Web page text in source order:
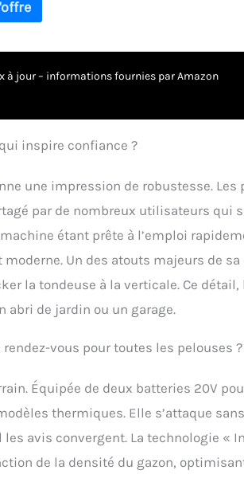
hauteur centralisé à 6 positions, pour une
compact et léger offrant une grande
tonte Poignée ergonomique repliable pour un
et de jardinage WORX 20V, 40V et 80V max
à jour – informations fournies par Amazon
inspire confiance ?
une impression de robustesse.
par de nombreux utilisateurs qui
étant prête à l’emploi
Un des atouts majeurs de
la tondeuse à la verticale. Ce détail,
abri de jardin ou un garage.
vous pour toutes les pelouses ?
Équipée de deux batteries 20V
thermiques. Elle s’attaque
avis convergent. La technologie «
de la densité du gazon,